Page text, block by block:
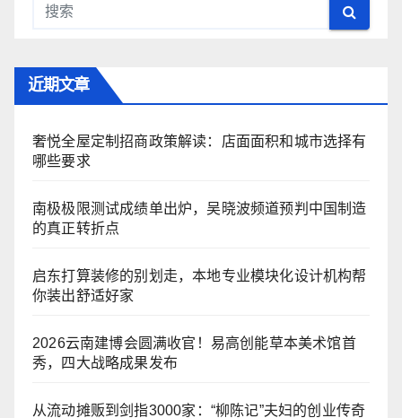
近期文章
奢悦全屋定制招商政策解读：店面面积和城市选择有
哪些要求
南极极限测试成绩单出炉，吴晓波频道预判中国制造
的真正转折点
启东打算装修的别划走，本地专业模块化设计机构帮
你装出舒适好家
2026云南建博会圆满收官！易高创能草本美术馆首
秀，四大战略成果发布
从流动摊贩到剑指3000家：“柳陈记”夫妇的创业传奇